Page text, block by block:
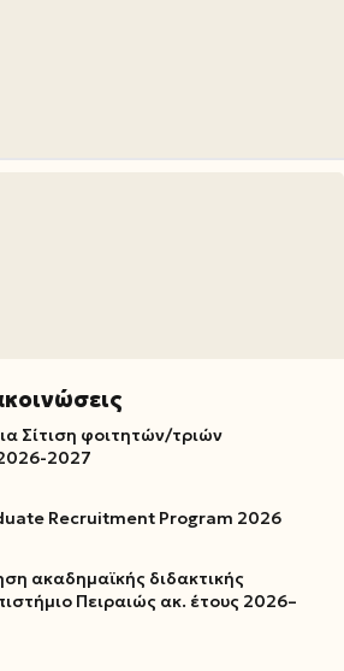
Σίτιση φοιτητών/τριών
2027
Recruitment Program 2026
ακαδημαϊκής διδακτικής
Πειραιώς ακ. έτους 2026–